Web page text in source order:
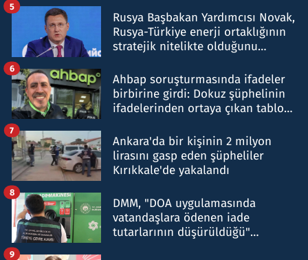
Rusya Başbakan Yardımcısı Novak,
Rusya-Türkiye enerji ortaklığının
stratejik nitelikte olduğunu
5
Ahbap soruşturmasında ifadeler
birbirine girdi: Dokuz şüphelinin
ifadelerinden ortaya çıkan tablo
6
Ankara'da bir kişinin 2 milyon
lirasını gasp eden şüpheliler
Kırıkkale'de yakalandı
7
DMM, "DOA uygulamasında
vatandaşlara ödenen iade
tutarlarının düşürüldüğü"
8
9